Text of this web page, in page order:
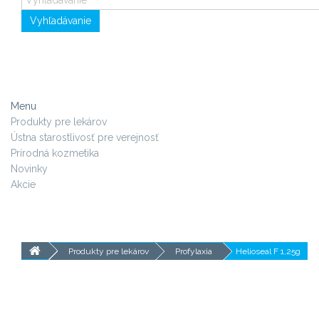
Vyhľadávanie
Menu
Produkty pre lekárov
Ústna starostlivosť pre verejnosť
Prírodná kozmetika
Novinky
Akcie
Produkty pre lekárov Profylaxia Helioseal F 1,25g